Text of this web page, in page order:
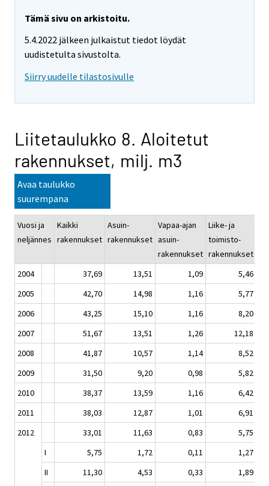
Tämä sivu on arkistoitu.
5.4.2022 jälkeen julkaistut tiedot löydät
uudistetulta sivustolta.
Siirry uudelle tilastosivulle
Liitetaulukko 8. Aloitetut
rakennukset, milj. m3
Avaa taulukko
suurempana
Vuosi ja
neljännes
Kaikki
rakennukset
Asuin-
rakennukset
Vapaa-ajan
asuin-
rakennukset
Liike- ja
toimisto-
rakennukset
2004
37,69 13,51 1,09
5,46
2005
42,70 14,98 1,16
5,77
2006
43,25 15,10 1,16
8,20
2007
51,67 13,51 1,26
12,18
2008
41,87 10,57 1,14
8,52
2009
31,50 9,20 0,98
5,82
2010
38,37 13,59 1,16
6,42
2011
38,03 12,87 1,01
6,91
2012
33,01 11,63 0,83
5,75
I
5,75 1,72 0,11
1,27
II
11,30 4,53 0,33
1,89